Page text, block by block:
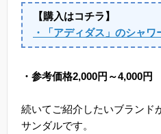
【購入はコチラ】
・「アディダス」のシャ
・参考価格2,000円～4,000円
続いてご紹介したいブランド
サンダルです。